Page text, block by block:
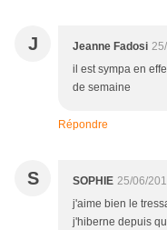
J Jeanne Fadosi
il est sympa en
de semaine
Répondre
S SOPHIE 25/06/
j'aime bien le
j'hiberne depuis